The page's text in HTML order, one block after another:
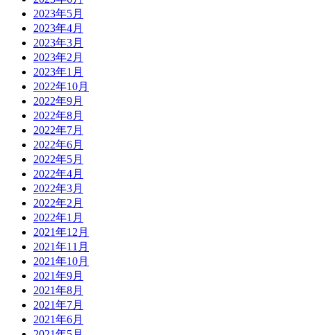
2023年5月
2023年4月
2023年3月
2023年2月
2023年1月
2022年10月
2022年9月
2022年8月
2022年7月
2022年6月
2022年5月
2022年4月
2022年3月
2022年2月
2022年1月
2021年12月
2021年11月
2021年10月
2021年9月
2021年8月
2021年7月
2021年6月